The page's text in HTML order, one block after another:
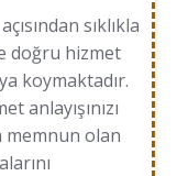
sıklıkla
doğru hizmet
koymaktadır.
anlayışınızı
memnun olan